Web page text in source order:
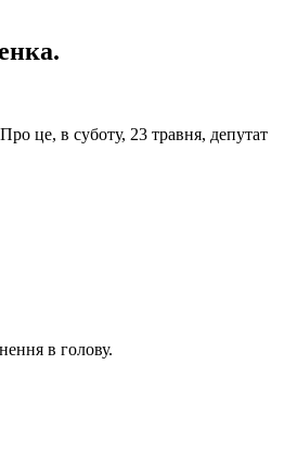
це, в суботу, 23 травня, депутат
в голову.